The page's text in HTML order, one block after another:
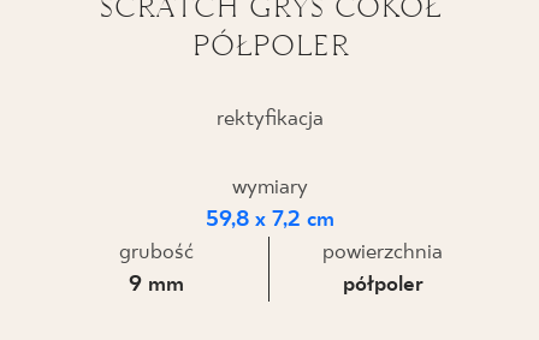
BLOG
GDZIE KUPIĆ
KARIERA
PÓŁPOLER
rektyfikacja
wymiary
59,8 x 7,2 cm
grubość
9 mm
powierzchnia
półpoler